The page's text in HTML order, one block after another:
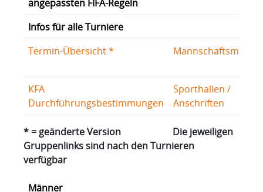
angepassten FIFA-Regeln
Infos für alle Turniere
Termin-Übersicht *
KFA
Durchführungsbestimmungen
Sporthallen /
Anschriften
* = geänderte Version Die jeweiligen
Gruppenlinks sind nach den Turnieren
verfügbar
Männer